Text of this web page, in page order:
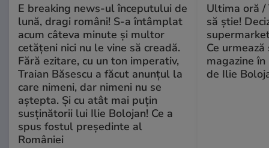
E breaking news-ul începutului de
lună, dragi români! S-a întâmplat
acum câteva minute și multor
cetățeni nici nu le vine să creadă.
Fără ezitare, cu un ton imperativ,
Traian Băsescu a făcut anunțul la
care nimeni, dar nimeni nu se
aștepta. Și cu atât mai puțin
susținătorii lui Ilie Bolojan! Ce a
spus fostul președinte al
României
Ultima oră /
să știe!
Ce
magazine
de Ilie